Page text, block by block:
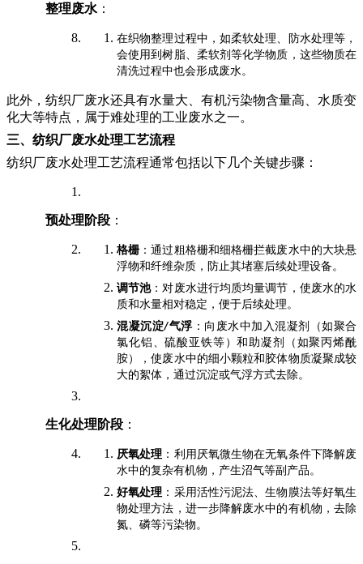
整理废水 ：
在织物整理过程中，如柔软处理、防水处理等，
会使用到树脂、柔软剂等化学物质，这些物质在
清洗过程中也会形成废水。
此外，纺织厂废水还具有水量大、有机污染物含量高、水质变
化大等特点，属于难处理的工业废水之一。
三、纺织厂废水处理工艺流程
纺织厂废水处理工艺流程通常包括以下几个关键步骤：
预处理阶段 ：
格栅：通过粗格栅和细格栅拦截废水中的大块悬
浮物和纤维杂质，防止其堵塞后续处理设备。
调节池：对废水进行均质均量调节，使废水的水
质和水量相对稳定，便于后续处理。
混凝沉淀/气浮 ：向废水中加入混凝剂（如聚合
氯化铝、硫酸亚铁等）和助凝剂（如聚丙烯酰
胺），使废水中的细小颗粒和胶体物质凝聚成较
大的絮体，通过沉淀或气浮方式去除。
生化处理阶段 ：
厌氧处理 ：利用厌氧微生物在无氧条件下降解废
水中的复杂有机物，产生沼气等副产品。
好氧处理 ：采用活性污泥法、生物膜法等好氧生
物处理方法，进一步降解废水中的有机物，去除
氮、磷等污染物。